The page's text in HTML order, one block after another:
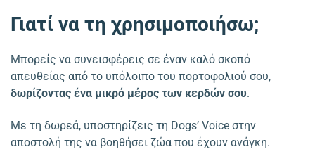
Γιατί να τη χρησιμοποιήσω;
Μπορείς να συνεισφέρεις σε έναν καλό σκοπό
απευθείας από το υπόλοιπο του πορτοφολιού σου,
δωρίζοντας ένα μικρό μέρος των κερδών σου.
Με τη δωρεά, υποστηρίζεις τη Dogs’ Voice στην
αποστολή της να βοηθήσει ζώα που έχουν ανάγκη.